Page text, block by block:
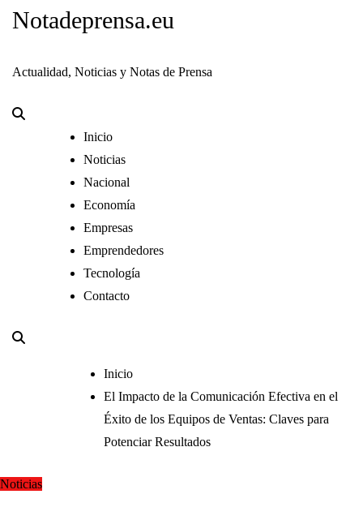
Notadeprensa.eu
Actualidad, Noticias y Notas de Prensa
Inicio
Noticias
Nacional
Economía
Empresas
Emprendedores
Tecnología
Contacto
Inicio
El Impacto de la Comunicación Efectiva en el
Éxito de los Equipos de Ventas: Claves para
Potenciar Resultados
Noticias